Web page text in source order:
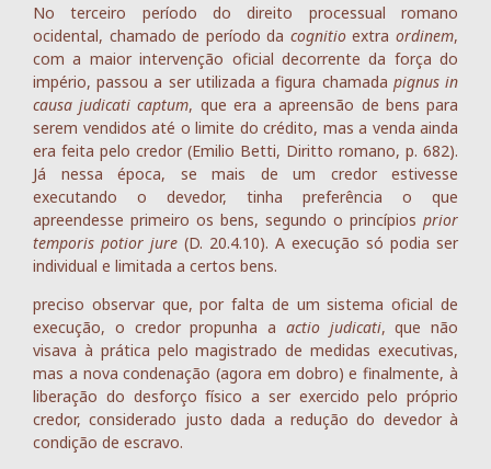
No terceiro período do direito processual romano
ocidental, chamado de período da cognitioextraordinem,
com a maior intervenção oficial decorrente da força do
império, passou a ser utilizada a figura chamada pignus in
causa judicati captum, que era a apreensão de bens para
serem vendidos até o limite do crédito, mas a venda ainda
era feita pelo credor (Emilio Betti, Diritto romano, p. 682).
Já nessa época, se mais de um credor estivesse
executando o devedor, tinha preferência o que
apreendesse primeiro os bens, segundo o princípios prior
temporis potior jure (D. 20.4.10). A execução só podia ser
individual e limitada a certos bens.
preciso observar que, por falta de um sistema oficial de
execução, o credor propunha a actio judicati, que não
visava à prática pelo magistrado de medidas executivas,
mas a nova condenação (agora em dobro) e finalmente, à
liberação do desforço físico a ser exercido pelo próprio
credor, considerado justo dada a redução do devedor à
condição de escravo.